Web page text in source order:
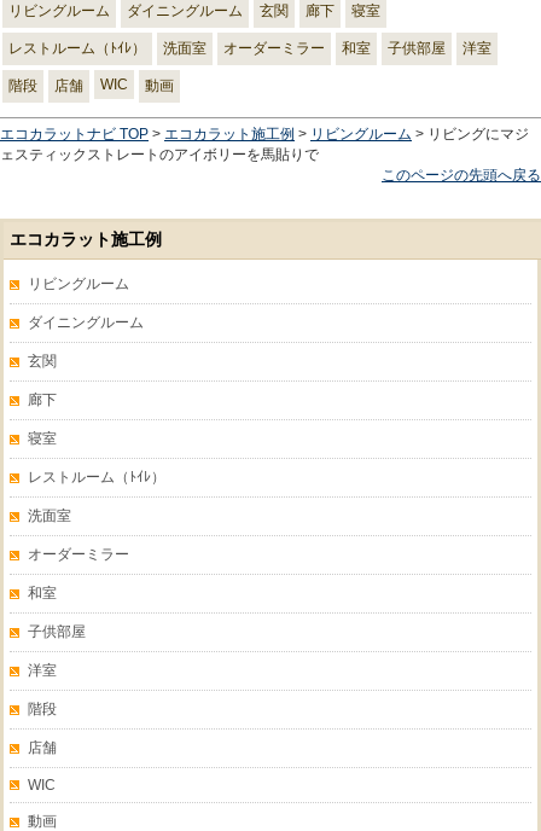
リビングルーム ダイニングルーム 玄関 廊下 寝室
レストルーム（ﾄｲﾚ） 洗面室 オーダーミラー 和室 子供部屋 洋室
階段 店舗 WIC 動画
エコカラットナビ TOP > エコカラット施工例 > リビングルーム > リビングにマジ
ェスティックストレートのアイボリーを馬貼りで
このページの先頭へ戻る
エコカラット施工例
リビングルーム
ダイニングルーム
玄関
廊下
寝室
レストルーム（ﾄｲﾚ）
洗面室
オーダーミラー
和室
子供部屋
洋室
階段
店舗
WIC
動画